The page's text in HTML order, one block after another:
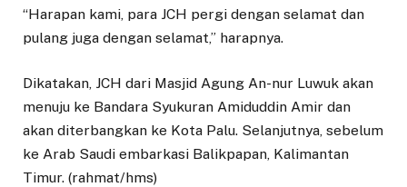
“Harapan kami, para JCH pergi dengan selamat dan
pulang juga dengan selamat,” harapnya.
Dikatakan, JCH dari Masjid Agung An-nur Luwuk akan
menuju ke Bandara Syukuran Amiduddin Amir dan
akan diterbangkan ke Kota Palu. Selanjutnya, sebelum
ke Arab Saudi embarkasi Balikpapan, Kalimantan
Timur. (rahmat/hms)